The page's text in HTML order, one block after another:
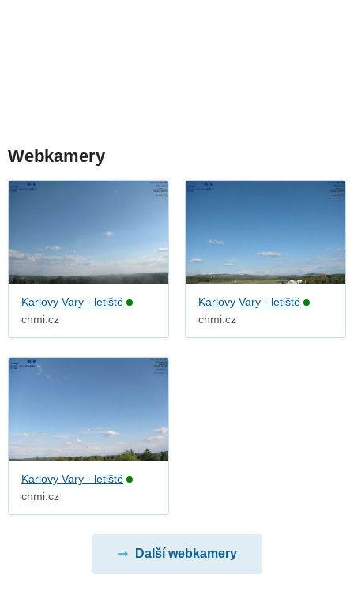
Webkamery
Karlovy Vary - letiště
chmi.cz
Karlovy Vary - letiště
chmi.cz
Karlovy Vary - letiště
chmi.cz
Další webkamery